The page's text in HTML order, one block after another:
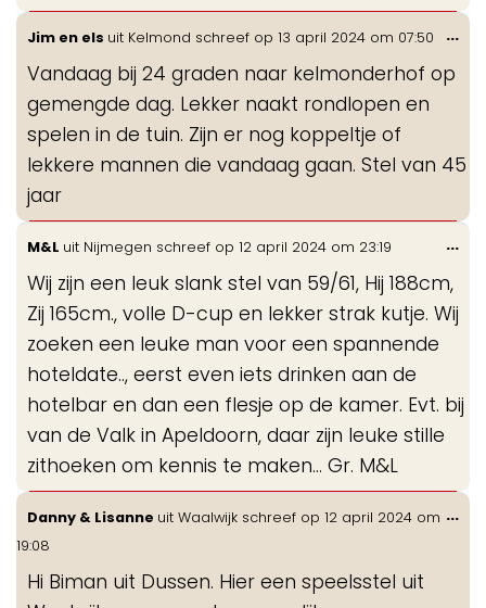
Jim en els uit Kelmond schreef op 13 april 2024 om 07:50
Vandaag bij 24 graden naar kelmonderhof op
gemengde dag. Lekker naakt rondlopen en
spelen in de tuin. Zijn er nog koppeltje of
lekkere mannen die vandaag gaan. Stel van 45
jaar
...
M&L uit Nijmegen schreef op 12 april 2024 om 23:19
Wij zijn een leuk slank stel van 59/61, Hij 188cm,
Zij 165cm., volle D-cup en lekker strak kutje. Wij
zoeken een leuke man voor een spannende
hoteldate.., eerst even iets drinken aan de
hotelbar en dan een flesje op de kamer. Evt. bij
van de Valk in Apeldoorn, daar zijn leuke stille
zithoeken om kennis te maken... Gr. M&L
...
Danny & Lisanne uit Waalwijk schreef op 12 april 2024 om
19:08
Hi Biman uit Dussen. Hier een speelsstel uit
...